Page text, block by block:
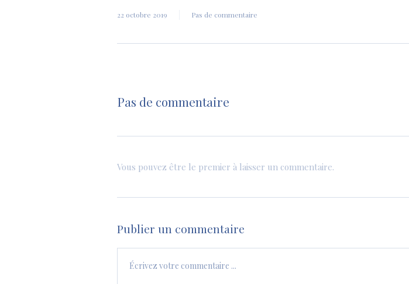
22 octobre 2019 Pas de commentaire
Pas de commentaire
Vous pouvez être le premier à laisser un commentaire.
Publier un commentaire